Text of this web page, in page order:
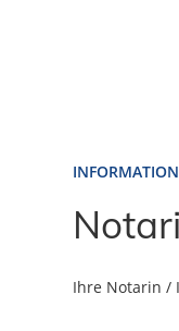
INFORMATION
Ihre Notarin /